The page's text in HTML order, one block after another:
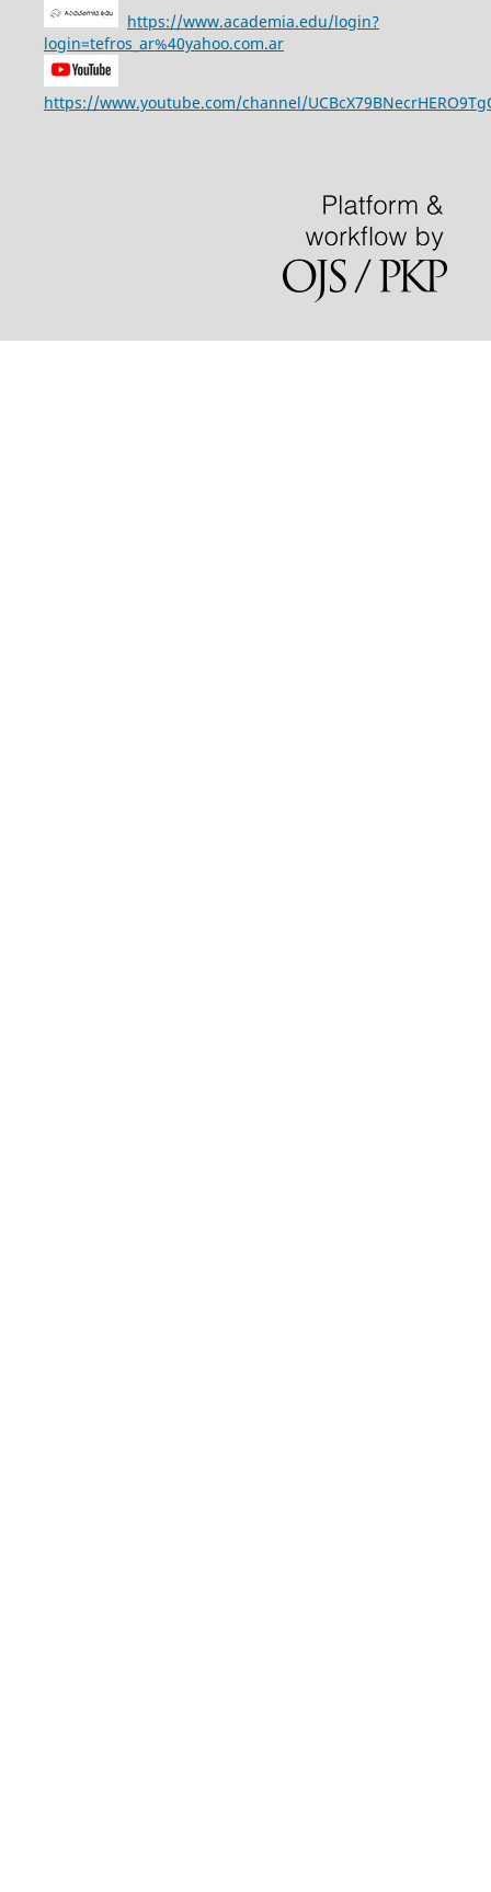
https://www.academia.edu/login?
login=tefros_ar%40yahoo.com.ar
https://www.youtube.com/channel/